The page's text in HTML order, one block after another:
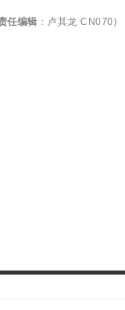
任编辑 ：卢其龙 CN070)